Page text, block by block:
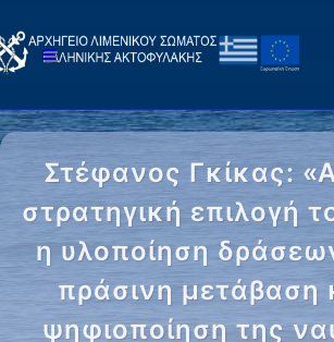
Στέφανος Γκίκας:
στρατηγική επιλογή
η υλοποίηση
πράσινη μετάβαση
ψηφιοποίηση της